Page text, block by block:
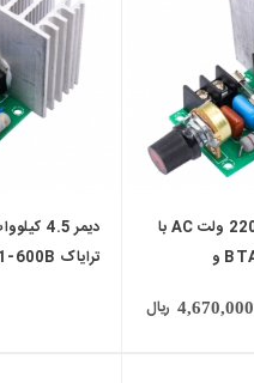
دیمر 2.5 کیلووات 220 ولت AC با
ترایاک BTA26-600B و
4,670,000 ریال